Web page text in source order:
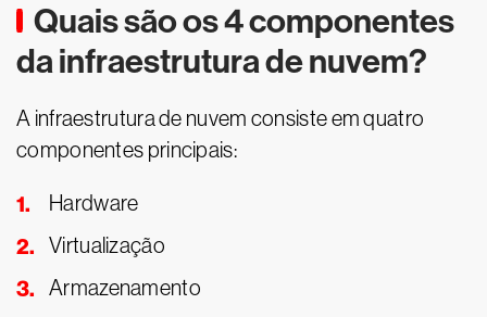
Quais são os 4 componentes
da infraestrutura de nuvem?
A infraestrutura de nuvem consiste em quatro
componentes principais:
Hardware
Virtualização
Armazenamento